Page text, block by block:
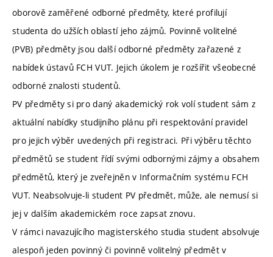
oborově zaměřené odborné předměty, které profilují
studenta do užších oblastí jeho zájmů. Povinně volitelné
(PVB) předměty jsou další odborné předměty zařazené z
nabídek ústavů FCH VUT. Jejich úkolem je rozšířit všeobecné
odborné znalosti studentů.
PV předměty si pro daný akademický rok volí student sám z
aktuální nabídky studijního plánu při respektování pravidel
pro jejich výběr uvedených při registraci. Při výběru těchto
předmětů se student řídí svými odbornými zájmy a obsahem
předmětů, který je zveřejněn v Informačním systému FCH
VUT. Neabsolvuje-li student PV předmět, může, ale nemusí si
jej v dalším akademickém roce zapsat znovu.
V rámci navazujícího magisterského studia student absolvuje
alespoň jeden povinný či povinně volitelný předmět v